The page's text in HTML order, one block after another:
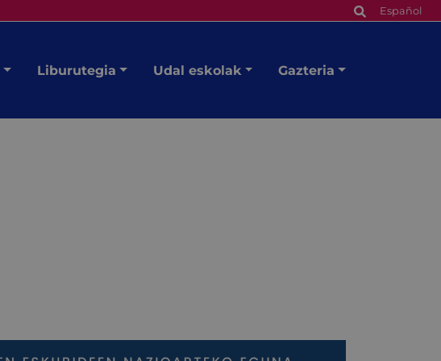
Español
Liburutegia Udal eskolak Gazteria